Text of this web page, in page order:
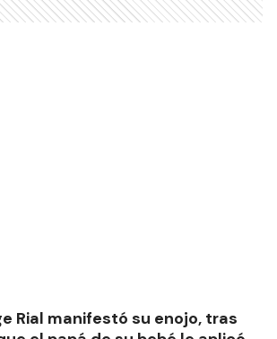
Rial manifestó su enojo, tras